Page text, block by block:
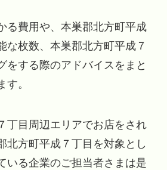
る費用や、本巣郡北方町平成
な枚数、本巣郡北方町平成７
をする際のアドバイスをまと
。
丁目周辺エリアでお店をされ
北方町平成７丁目を対象とし
いる企業のご担当者さまは是